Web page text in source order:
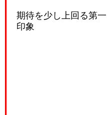
期待を少し上回る第一
印象